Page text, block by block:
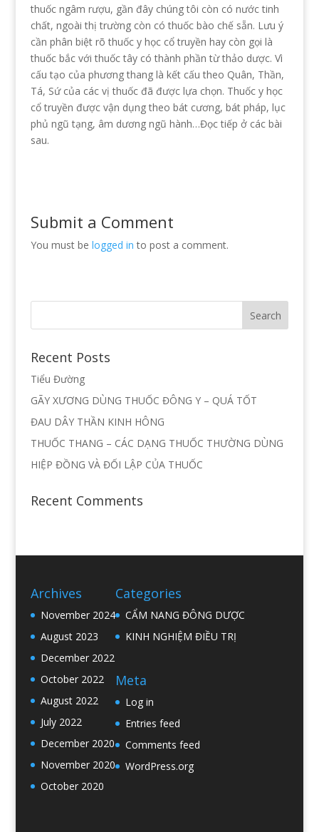
thuốc ngâm rượu, gần đây chúng tôi còn có nước tinh
chất, ngoài thị trường còn có thuốc bào chế sẵn. Lưu ý
cần phân biệt rõ thuốc y học cổ truyền hay còn gọi là
thuốc bắc với thuốc tây có thành phần từ thảo dược. Vì
cấu tạo của phương thang là kết cấu theo Quân, Thần,
Tá, Sứ của các vị thuốc đã được lựa chọn. Thuốc y học
cổ truyền được vận dụng theo bát cương, bát pháp, lục
phủ ngũ tạng, âm dương ngũ hành…Đọc tiếp ở các bài
sau.
Submit a Comment
You must be logged in to post a comment.
Recent Posts
Tiểu Đường
GÃY XƯƠNG DÙNG THUỐC ĐÔNG Y – QUÁ TỐT
ĐAU DÂY THẦN KINH HÔNG
THUỐC THANG – CÁC DẠNG THUỐC THƯỜNG DÙNG
HIỆP ĐỒNG VÀ ĐỐI LẬP CỦA THUỐC
Recent Comments
Archives
November 2024
August 2023
December 2022
October 2022
August 2022
July 2022
December 2020
November 2020
October 2020
Categories
CẨM NANG ĐÔNG DƯỢC
KINH NGHIỆM ĐIỀU TRỊ
Meta
Log in
Entries feed
Comments feed
WordPress.org